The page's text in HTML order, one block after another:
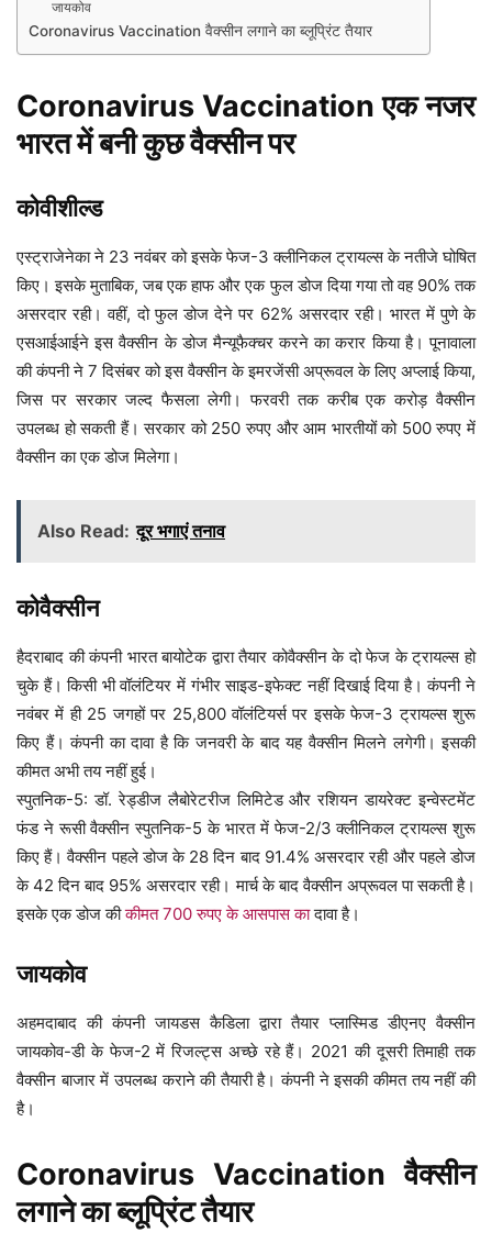
जायकोव
Coronavirus Vaccination वैक्सीन लगाने का ब्लूप्रिंट तैयार
Coronavirus Vaccination एक नजर
भारत में बनी कुछ वैक्सीन पर
कोवीशील्ड
एस्ट्राजेनेका ने 23 नवंबर को इसके फेज-3 क्लीनिकल ट्रायल्स के नतीजे घोषित
किए। इसके मुताबिक, जब एक हाफ और एक फुल डोज दिया गया तो वह 90% तक
असरदार रही। वहीं, दो फुल डोज देने पर 62% असरदार रही। भारत में पुणे के
एसआईआईने इस वैक्सीन के डोज मैन्यूफैक्चर करने का करार किया है। पूनावाला
की कंपनी ने 7 दिसंबर को इस वैक्सीन के इमरजेंसी अप्रूवल के लिए अप्लाई किया,
जिस पर सरकार जल्द फैसला लेगी। फरवरी तक करीब एक करोड़ वैक्सीन
उपलब्ध हो सकती हैं। सरकार को 250 रुपए और आम भारतीयों को 500 रुपए में
वैक्सीन का एक डोज मिलेगा।
Also Read: दूर भगाएं तनाव
कोवैक्सीन
हैदराबाद की कंपनी भारत बायोटेक द्वारा तैयार कोवैक्सीन के दो फेज के ट्रायल्स हो
चुके हैं। किसी भी वॉलंटियर में गंभीर साइड-इफेक्ट नहीं दिखाई दिया है। कंपनी ने
नवंबर में ही 25 जगहों पर 25,800 वॉलंटियर्स पर इसके फेज-3 ट्रायल्स शुरू
किए हैं। कंपनी का दावा है कि जनवरी के बाद यह वैक्सीन मिलने लगेगी। इसकी
कीमत अभी तय नहीं हुई।
स्पुतनिक-5: डॉ. रेड्डीज लैबोरेटरीज लिमिटेड और रशियन डायरेक्ट इन्वेस्टमेंट
फंड ने रूसी वैक्सीन स्पुतनिक-5 के भारत में फेज-2/3 क्लीनिकल ट्रायल्स शुरू
किए हैं। वैक्सीन पहले डोज के 28 दिन बाद 91.4% असरदार रही और पहले डोज
के 42 दिन बाद 95% असरदार रही। मार्च के बाद वैक्सीन अप्रूवल पा सकती है।
इसके एक डोज कीकीमत 700 रुपए के आसपास कादावा है।
जायकोव
अहमदाबाद की कंपनी जायडस कैडिला द्वारा तैयार प्लास्मिड डीएनए वैक्सीन
जायकोव-डी के फेज-2 में रिजल्ट्स अच्छे रहे हैं। 2021 की दूसरी तिमाही तक
वैक्सीन बाजार में उपलब्ध कराने की तैयारी है। कंपनी ने इसकी कीमत तय नहीं की
है।
Coronavirus Vaccination वैक्सीन
लगाने का ब्लूप्रिंट तैयार